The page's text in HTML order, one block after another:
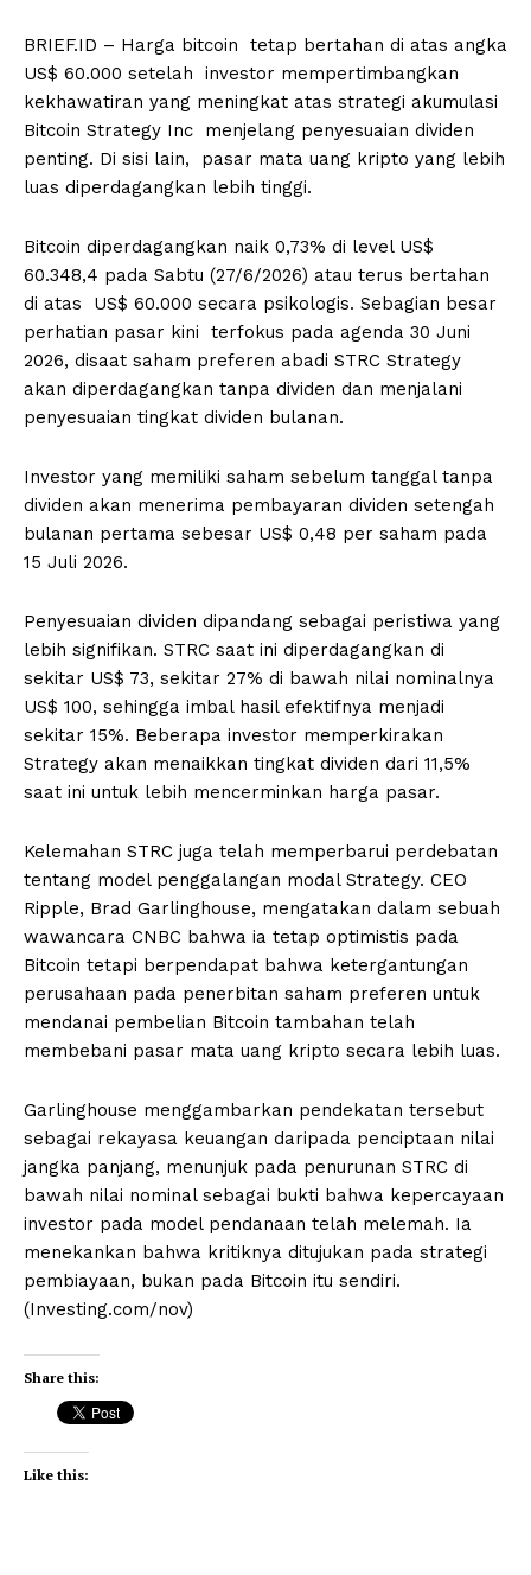
BRIEF.ID – Harga bitcoin tetap bertahan di atas angka
US$ 60.000 setelah investor mempertimbangkan
kekhawatiran yang meningkat atas strategi akumulasi
Bitcoin Strategy Inc menjelang penyesuaian dividen
penting. Di sisi lain, pasar mata uang kripto yang lebih
luas diperdagangkan lebih tinggi.
Bitcoin diperdagangkan naik 0,73% di level US$
60.348,4 pada Sabtu (27/6/2026) atau terus bertahan
di atas US$ 60.000 secara psikologis. Sebagian besar
perhatian pasar kini terfokus pada agenda 30 Juni
2026, disaat saham preferen abadi STRC Strategy
akan diperdagangkan tanpa dividen dan menjalani
penyesuaian tingkat dividen bulanan.
Investor yang memiliki saham sebelum tanggal tanpa
dividen akan menerima pembayaran dividen setengah
bulanan pertama sebesar US$ 0,48 per saham pada
15 Juli 2026.
Penyesuaian dividen dipandang sebagai peristiwa yang
lebih signifikan. STRC saat ini diperdagangkan di
sekitar US$ 73, sekitar 27% di bawah nilai nominalnya
US$ 100, sehingga imbal hasil efektifnya menjadi
sekitar 15%. Beberapa investor memperkirakan
Strategy akan menaikkan tingkat dividen dari 11,5%
saat ini untuk lebih mencerminkan harga pasar.
Kelemahan STRC juga telah memperbarui perdebatan
tentang model penggalangan modal Strategy. CEO
Ripple, Brad Garlinghouse, mengatakan dalam sebuah
wawancara CNBC bahwa ia tetap optimistis pada
Bitcoin tetapi berpendapat bahwa ketergantungan
perusahaan pada penerbitan saham preferen untuk
mendanai pembelian Bitcoin tambahan telah
membebani pasar mata uang kripto secara lebih luas.
Garlinghouse menggambarkan pendekatan tersebut
sebagai rekayasa keuangan daripada penciptaan nilai
jangka panjang, menunjuk pada penurunan STRC di
bawah nilai nominal sebagai bukti bahwa kepercayaan
investor pada model pendanaan telah melemah. Ia
menekankan bahwa kritiknya ditujukan pada strategi
pembiayaan, bukan pada Bitcoin itu sendiri.
(Investing.com/nov)
Share this:
Like this: